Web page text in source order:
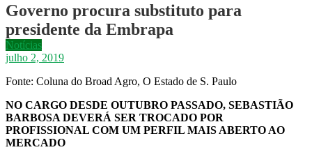
Governo procura substituto para
presidente da Embrapa
Notícias
julho 2, 2019
Fonte: Coluna do Broad Agro, O Estado de S. Paulo
NO CARGO DESDE OUTUBRO PASSADO, SEBASTIÃO
BARBOSA DEVERÁ SER TROCADO POR
PROFISSIONAL COM UM PERFIL MAIS ABERTO AO
MERCADO